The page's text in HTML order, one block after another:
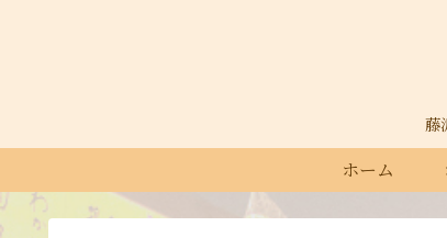
藤
ホーム